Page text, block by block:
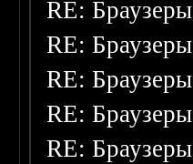
RE: Браузеры
RE: Браузеры
RE: Браузеры
RE: Браузеры
RE: Браузеры